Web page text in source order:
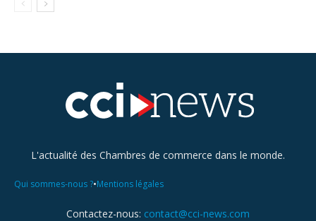
L'actualité des Chambres de commerce dans le monde.
Qui sommes-nous ?•Mentions légales
Contactez-nous: contact@cci-news.com